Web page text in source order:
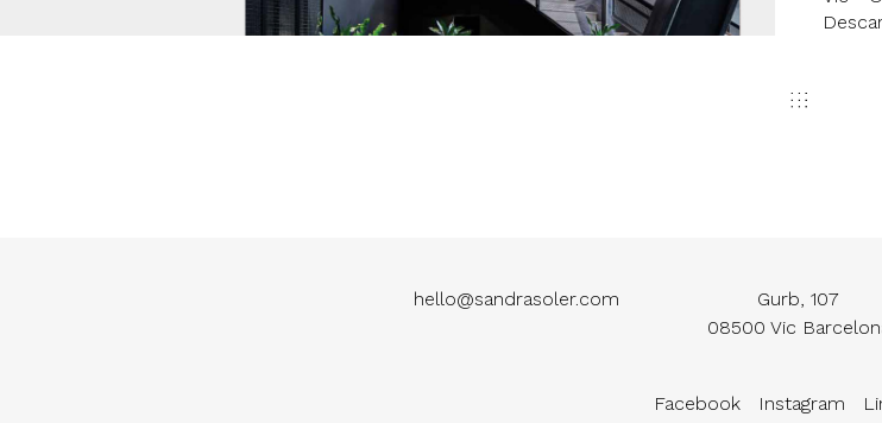
hello@sandrasoler.com
Gurb, 107
08500 Vic
Facebook Instagram